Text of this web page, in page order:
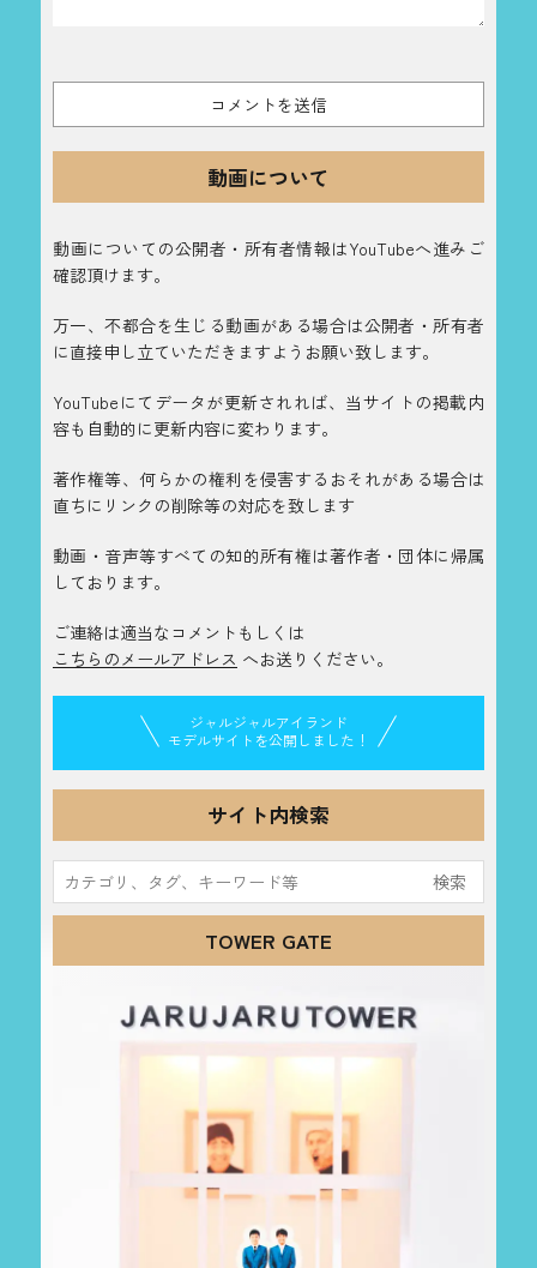
動画について
動画についての公開者・所有者情報はYouTubeへ進みご
確認頂けます。
万一、不都合を生じる動画がある場合は公開者・所有者
に直接申し立ていただきますようお願い致します。
YouTubeにてデータが更新されれば、当サイトの掲載内
容も自動的に更新内容に変わります。
著作権等、何らかの権利を侵害するおそれがある場合は
直ちにリンクの削除等の対応を致します
動画・音声等すべての知的所有権は著作者・団体に帰属
しております。
ご連絡は適当なコメントもしくは
こちらのメールアドレス へお送りください。
ジャルジャルアイランド
モデルサイトを公開しました！
サイト内検索
索:
TOWER GATE